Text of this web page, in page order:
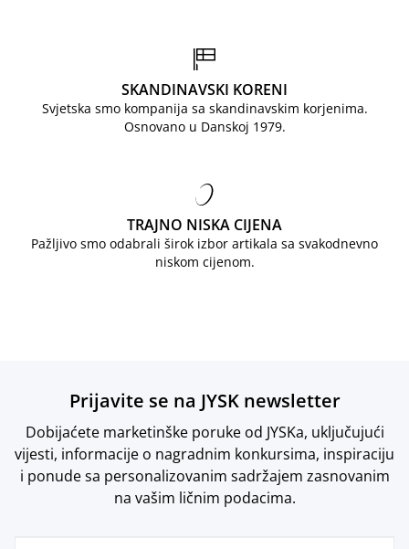
SKANDINAVSKI KORENI
Svjetska smo kompanija sa skandinavskim korjenima.
Osnovano u Danskoj 1979.
TRAJNO NISKA CIJENA
Pažljivo smo odabrali širok izbor artikala sa svakodnevno
niskom cijenom.
Prijavite se na JYSK newsletter
Dobijaćete marketinške poruke od JYSKa, uključujući
vijesti, informacije o nagradnim konkursima, inspiraciju
i ponude sa personalizovanim sadržajem zasnovanim
na vašim ličnim podacima.